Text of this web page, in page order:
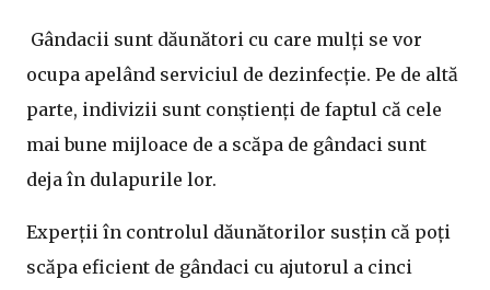
Gândacii sunt dăunători cu care mulți se vor
ocupa apelând serviciul de dezinfecție. Pe de altă
parte, indivizii sunt conștienți de faptul că cele
mai bune mijloace de a scăpa de gândaci sunt
deja în dulapurile lor.
Experții în controlul dăunătorilor susțin că poți
scăpa eficient de gândaci cu ajutorul a cinci